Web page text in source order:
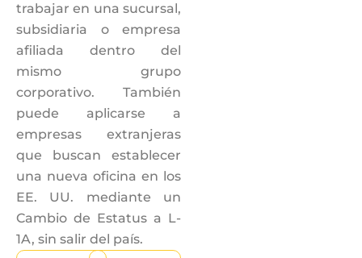
trabajar en una sucursal,
subsidiaria o empresa
afiliada dentro del
mismo grupo
corporativo. También
puede aplicarse a
empresas extranjeras
que buscan establecer
una nueva oficina en los
EE. UU. mediante un
Cambio de Estatus a L-
1A, sin salir del país.